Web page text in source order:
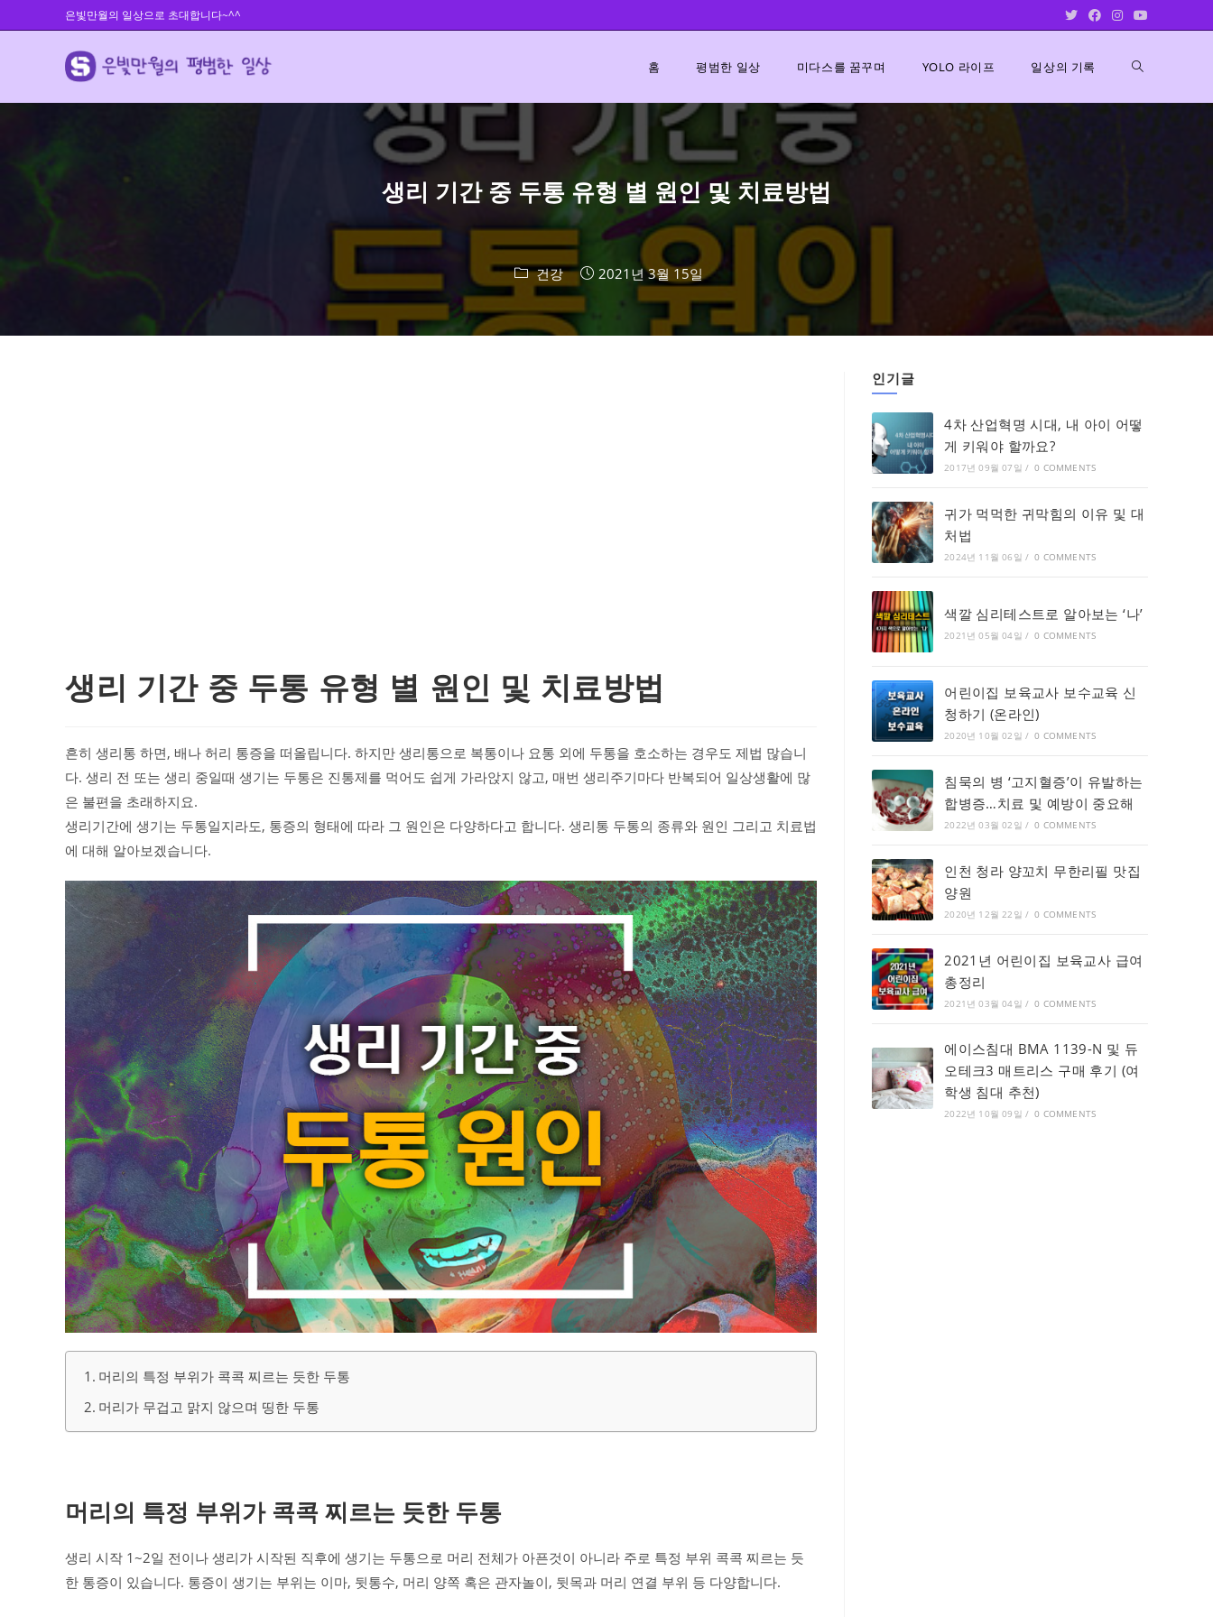
to
은빛만월의 일상으로 초대합니다~^^
홈 평범한 일상 미다스를 꿈꾸며 YOLO 라이프 일상의 기록 Toggle
생리 기간 중 두통 유형 별 원인 및 치료방법
건강 2021년 3월 15일
생리 기간 중 두통 유형 별 원인 및 치료방법
흔히 생리통 하면, 배나 허리 통증을 떠올립니다. 하지만 생리통으로 복통이나 요통 외에 두통을 호소하는 경우도 제법 많습니
다. 생리 전 또는 생리 중일때 생기는 두통은 진통제를 먹어도 쉽게 가라앉지 않고, 매번 생리주기마다 반복되어 일상생활에 많
은 불편을 초래하지요.
생리기간에 생기는 두통일지라도, 통증의 형태에 따라 그 원인은 다양하다고 합니다. 생리통 두통의 종류와 원인 그리고 치료법
에 대해 알아보겠습니다.
머리의 특정 부위가 콕콕 찌르는 듯한 두통
머리가 무겁고 맑지 않으며 띵한 두통
머리의 특정 부위가 콕콕 찌르는 듯한 두통
생리 시작 1~2일 전이나 생리가 시작된 직후에 생기는 두통으로 머리 전체가 아픈것이 아니라 주로 특정 부위 콕콕 찌르는 듯
한 통증이 있습니다. 통증이 생기는 부위는 이마, 뒷통수, 머리 양쪽 혹은 관자놀이, 뒷목과 머리 연결 부위 등 다양합니다.
인기글
4차 산업혁명 시대, 내 아이 어떻
게 키워야 할까요?
2017년 09월 07일 / 0 COMMENTS
귀가 먹먹한 귀막힘의 이유 및 대
처법
2024년 11월 06일 / 0 COMMENTS
색깔 심리테스트로 알아보는 ‘나’
2021년 05월 04일 / 0 COMMENTS
어린이집 보육교사 보수교육 신
청하기 (온라인)
2020년 10월 02일 / 0 COMMENTS
침묵의 병 ‘고지혈증’이 유발하는
합병증…치료 및 예방이 중요해
2022년 03월 02일 / 0 COMMENTS
인천 청라 양꼬치 무한리필 맛집
양원
2020년 12월 22일 / 0 COMMENTS
2021년 어린이집 보육교사 급여
총정리
2021년 03월 04일 / 0 COMMENTS
에이스침대 BMA 1139-N 및 듀
오테크3 매트리스 구매 후기 (여
학생 침대 추천)
2022년 10월 09일 / 0 COMMENTS